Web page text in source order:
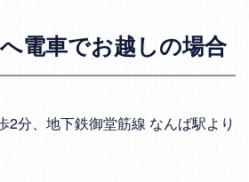
電車でお越しの場合
2分、地下鉄御堂筋線 なんば駅より